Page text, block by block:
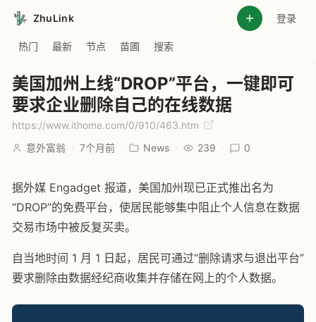
ZhuLink 登录
热门 最新 节点 苗圃 搜索
美国加州上线“DROP”平台，一键即可
要求企业删除自己的在线数据
https://www.ithome.com/0/910/463.htm
意外富翁 · 7个月前 · News · 239 · 0
据外媒 Engadget 报道，美国加州现已正式推出名为
“DROP”的免费平台，使居民能够集中阻止个人信息在数据
交易市场中被反复买卖。
自当地时间 1 月 1 日起，居民可通过“删除请求与退出平台”
要求删除由数据经纪商收集并存储在网上的个人数据。